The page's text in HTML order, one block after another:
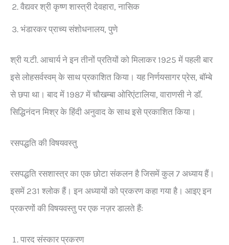
वैद्यवर श्री कृष्ण शास्त्री देवहारा, नासिक
भंडारकर प्राच्य संशोधनालय, पुणे
श्री य.टी. आचार्य ने इन तीनों प्रतियों को मिलाकर 1925 में पहली बार
इसे लोहसर्वस्वम् के साथ प्रकाशित किया। यह निर्णयसागर प्रेस, बॉम्बे
से छपा था। बाद में 1987 में चौखम्बा ओरिएंटालिया, वाराणसी ने डॉ.
सिद्धिनंदन मिश्र के हिंदी अनुवाद के साथ इसे प्रकाशित किया।
रसपद्धति की विषयवस्तु
रसपद्धति रसशास्त्र का एक छोटा संकलन है जिसमें कुल 7 अध्याय हैं।
इसमें 231 श्लोक हैं। इन अध्यायों को प्रकरण कहा गया है। आइए इन
प्रकरणों की विषयवस्तु पर एक नज़र डालते हैं:
पारद संस्कार प्रकरण